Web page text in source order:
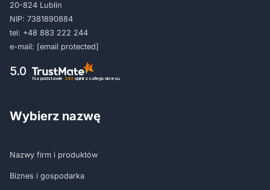
20-824 Lublin
NIP: 7381890884
tel: +48 883 222 244
e-mail: [email protected]
5.0
Na podstawie 243 opinii z całego okresu
Wybierz nazwę
Nazwy firm i produktów
Biznes i gospodarka